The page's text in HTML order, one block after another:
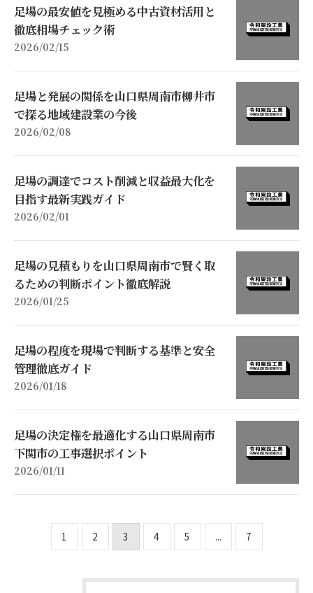
足場の最安値を見極める中古資材活用と
徹底相場チェック術
2026/02/15
足場と発展の関係を山口県周南市柳井市
で探る地域建設業の今後
2026/02/08
足場の調達でコスト削減と収益最大化を
目指す最新実践ガイド
2026/02/01
足場の見積もりを山口県周南市で賢く取
るための判断ポイント徹底解説
2026/01/25
足場の程度を現場で判断する基準と安全
管理徹底ガイド
2026/01/18
足場の決定権を最適化する山口県周南市
下関市の工事選択ポイント
2026/01/11
1 2 3 4 5 ... 7